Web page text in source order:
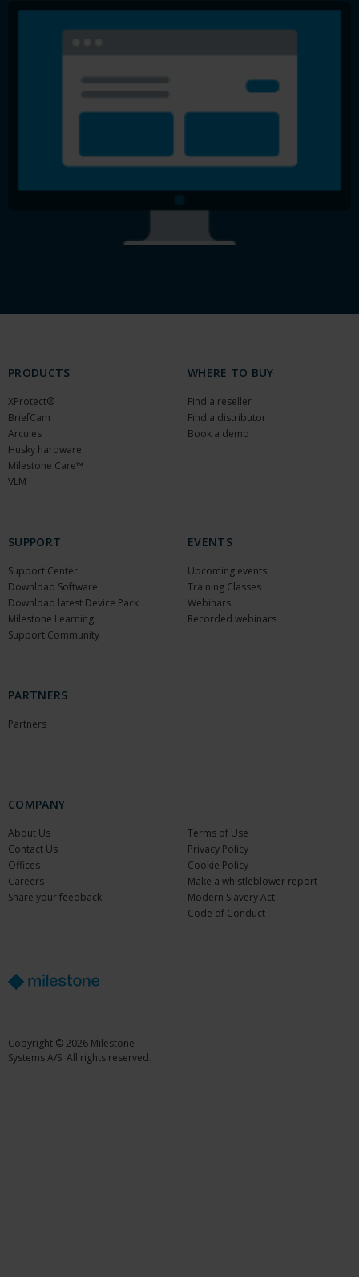
PRODUCTS
XProtect®
BriefCam
Arcules
Husky hardware
Milestone Care™
VLM
WHERE TO BUY
Find a reseller
Find a distributor
Book a demo
SUPPORT
Support Center
Download Software
Download latest Device Pack
Milestone Learning
Support Community
EVENTS
Upcoming events
Training Classes
Webinars
Recorded webinars
PARTNERS
Partners
COMPANY
About Us
Contact Us
Offices
Careers
Share your feedback
Terms of Use
Privacy Policy
Cookie Policy
Make a whistleblower report
Modern Slavery Act
Code of Conduct
Copyright © 2026 Milestone
Systems A/S. All rights reserved.